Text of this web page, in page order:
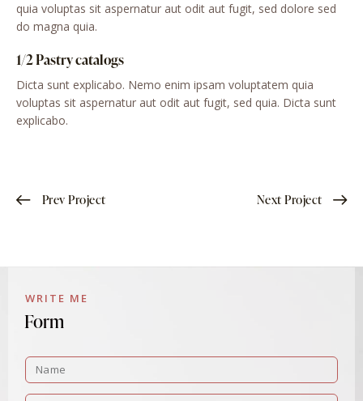
quia voluptas sit aspernatur aut odit aut fugit, sed dolore sed
do magna quia.
1/2 Pastry catalogs
Dicta sunt explicabo. Nemo enim ipsam voluptatem quia
voluptas sit aspernatur aut odit aut fugit, sed quia. Dicta sunt
explicabo.
Prev Project Next Project
WRITE ME
Form